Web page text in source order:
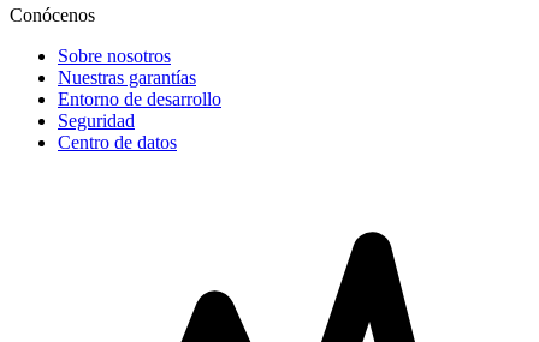
Conócenos
Sobre nosotros
Nuestras garantías
Entorno de desarrollo
Seguridad
Centro de datos